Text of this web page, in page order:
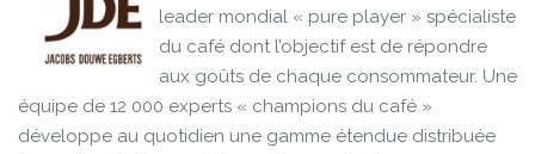
leader mondial « pure player » spécialiste
du café dont l’objectif est de répondre
aux goûts de chaque consommateur. Une
équipe de 12 000 experts « champions du café »
développe au quotidien une gamme étendue distribuée